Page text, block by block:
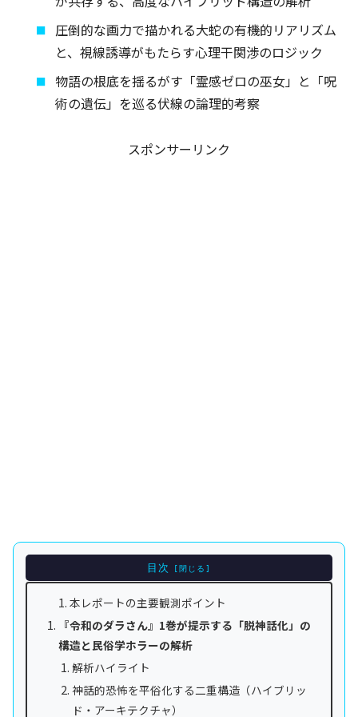
圧倒的な画力で描かれる大蛇の有機的リアリズム
と、視線誘導がもたらす心理干関渉のロジック
物語の根底を揺るがす「霊感ゼロの巫女」と「呪
術の遺伝」を巡る伏線の論理的考察
スポンサーリンク
目次
本レポートの主要観測ポイント
『令和のダラさん』1巻が提示する「脱神話化」の
構造と民俗学ホラーの解析
解析ハイライト
神話的恐怖を平俗化する二重構造（ハイブリッ
ド・アーキテクチャ）